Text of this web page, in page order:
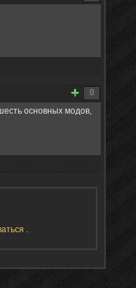
0
основных модов,
.